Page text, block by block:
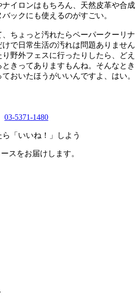
ナイロンはもちろん、天然皮革や合成
ックにも使えるのがすごい。
ちょっと汚れたらペーパークーリナ
で日常生活の汚れは問題ありません
野外フェスに行ったりしたら、どえ
きってありますもんね。そんなとき
おいたほうがいいんですよ、はい。
03-5371-1480
「いいね！」しよう
スをお届けします。